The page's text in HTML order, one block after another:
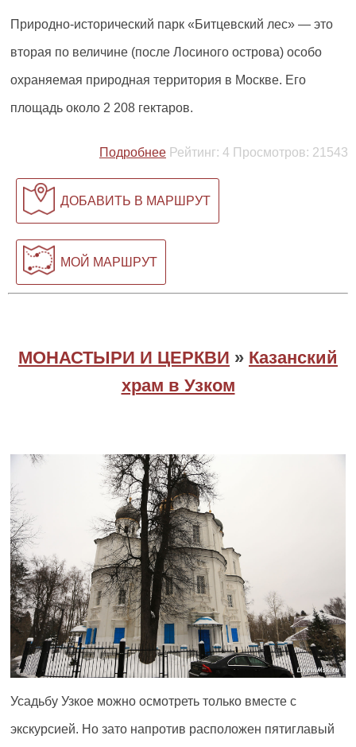
Природно-исторический парк «Битцевский лес» — это
вторая по величине (после Лосиного острова) особо
охраняемая природная территория в Москве. Его
площадь около 2 208 гектаров.
Подробнее Рейтинг: 4 Просмотров: 21543
ДОБАВИТЬ В МАРШРУТ
МОЙ МАРШРУТ
МОНАСТЫРИ И ЦЕРКВИ » Казанский
храм в Узком
Усадьбу Узкое можно осмотреть только вместе с
экскурсией. Но зато напротив расположен пятиглавый